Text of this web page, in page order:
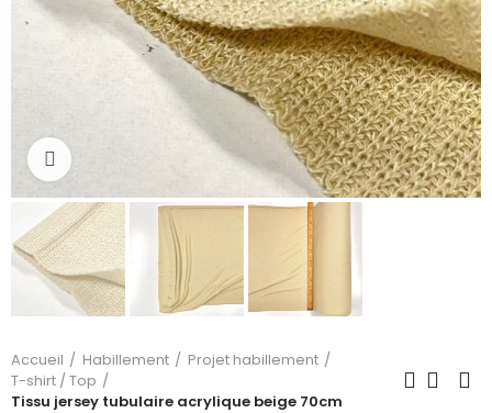
Cliquez pour agrandir
Accueil Habillement
Projet habillement
T-shirt / Top
Tissu jersey tubulaire acrylique beige 70cm